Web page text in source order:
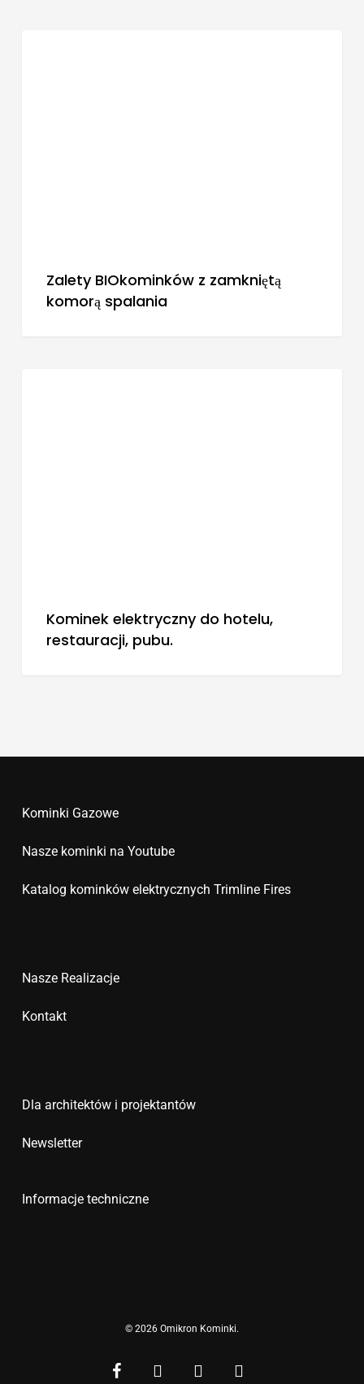
Zalety BIOkominków z zamkniętą
komorą spalania
Kominek elektryczny do hotelu,
restauracji, pubu.
Kominki Gazowe
Nasze kominki na Youtube
Katalog kominków elektrycznych Trimline Fires
Nasze Realizacje
Kontakt
Dla architektów i projektantów
Newsletter
Informacje techniczne
© 2026 Omikron Kominki.
facebook youtube google- instagram